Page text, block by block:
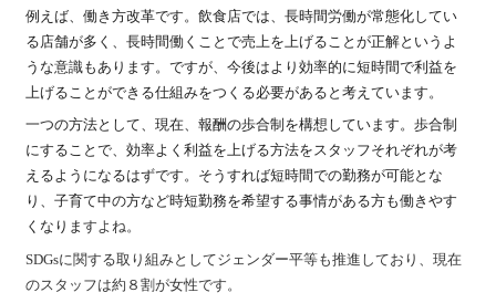
例えば、働き方改革です。飲食店では、長時間労働が常態化してい
る店舗が多く、長時間働くことで売上を上げることが正解というよ
うな意識もあります。ですが、今後はより効率的に短時間で利益を
上げることができる仕組みをつくる必要があると考えています。
一つの方法として、現在、報酬の歩合制を構想しています。歩合制
にすることで、効率よく利益を上げる方法をスタッフそれぞれが考
えるようになるはずです。そうすれば短時間での勤務が可能とな
り、子育て中の方など時短勤務を希望する事情がある方も働きやす
くなりますよね。
SDGsに関する取り組みとしてジェンダー平等も推進しており、現在
のスタッフは約８割が女性です。